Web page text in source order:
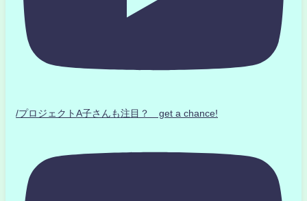
/プロジェクトA子さんも注目？ get a chance!